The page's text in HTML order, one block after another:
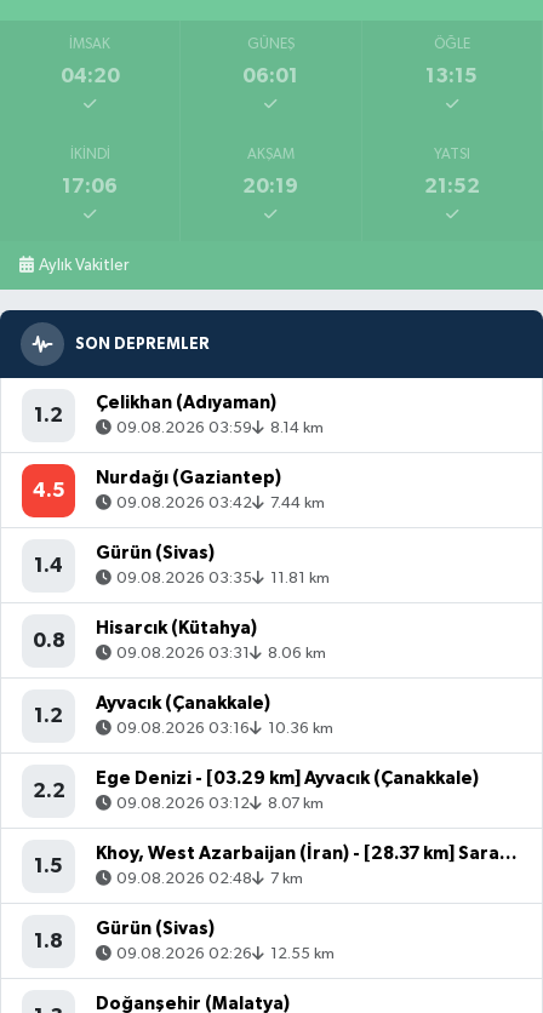
İMSAK
04:20
GÜNEŞ
06:01
ÖĞLE
13:15
İKINDI
17:06
AKŞAM
20:19
YATSI
21:52
Aylık Vakitler
SON DEPREMLER
1.2
Çelikhan (Adıyaman)
09.08.2026 03:59 8.14 km
4.5
Nurdağı (Gaziantep)
09.08.2026 03:42 7.44 km
1.4
Gürün (Sivas)
09.08.2026 03:35 11.81 km
0.8
Hisarcık (Kütahya)
09.08.2026 03:31 8.06 km
1.2
Ayvacık (Çanakkale)
09.08.2026 03:16 10.36 km
2.2
Ege Denizi - [03.29 km] Ayvacık (Çanakkale)
09.08.2026 03:12 8.07 km
1.5
Khoy, West Azarbaijan (İran) - [28.37 km] Saray (Van)
09.08.2026 02:48 7 km
1.8
Gürün (Sivas)
09.08.2026 02:26 12.55 km
Doğanşehir (Malatya)